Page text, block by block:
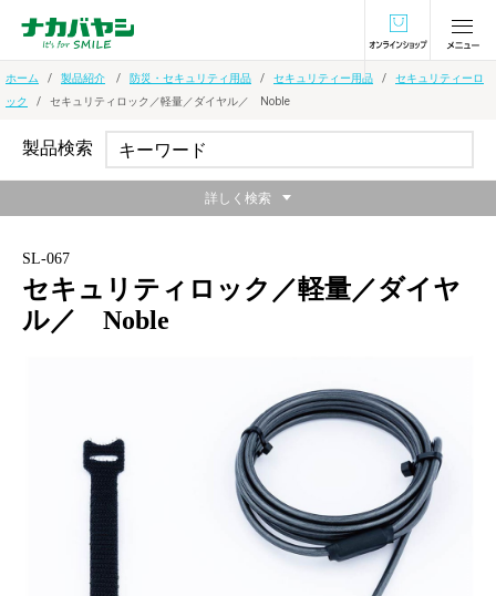
オンラインショ
ホーム 製品紹介 防災・セキュリティ用品 セキュリティー用品
セキュリティーロ
ック
セキュリティロック／軽量／ダイヤル／ Noble
SL-067
セキュリティロック／軽量／ダイヤ
ル／ Noble
セキュリティスロットに取り付けて、しっかり盗
難から守ります
メーカー希望小売価格：
製品検索
詳しく検索